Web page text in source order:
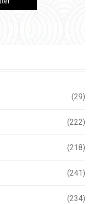
(29)
(222)
(218)
(241)
(234)